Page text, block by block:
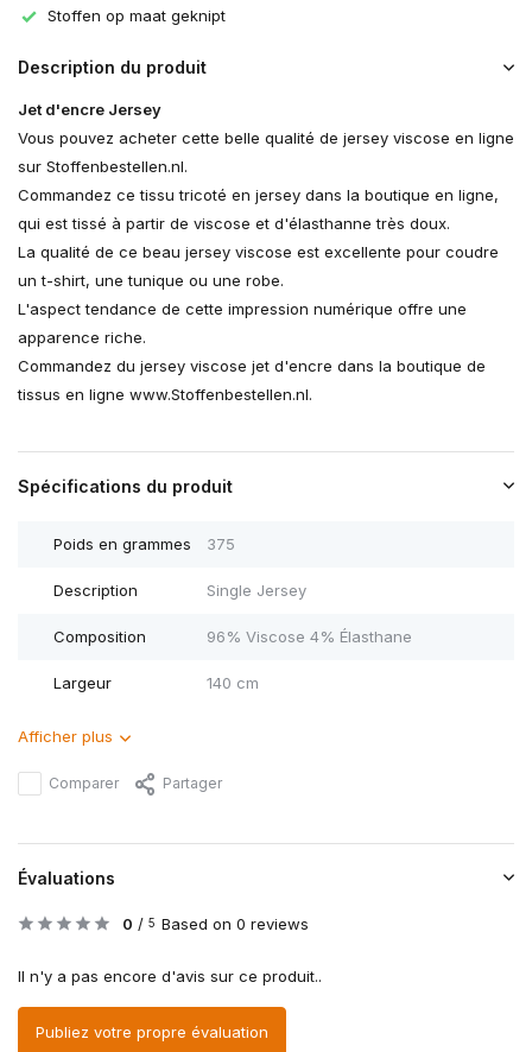
Stoffen op maat geknipt
Description du produit
Jet d'encre Jersey
Vous pouvez acheter cette belle qualité de jersey viscose en ligne
sur Stoffenbestellen.nl.
Commandez ce tissu tricoté en jersey dans la boutique en ligne,
qui est tissé à partir de viscose et d'élasthanne très doux.
La qualité de ce beau jersey viscose est excellente pour coudre
un t-shirt, une tunique ou une robe.
L'aspect tendance de cette impression numérique offre une
apparence riche.
Commandez du jersey viscose jet d'encre dans la boutique de
tissus en ligne www.Stoffenbestellen.nl.
Spécifications du produit
Poids en grammes 375
Description Single Jersey
Composition 96% Viscose 4% Élasthane
Largeur 140 cm
Afficher plus
Comparer Partager
Évaluations
0 / 5 Based on 0 reviews
Il n'y a pas encore d'avis sur ce produit..
Publiez votre propre évaluation